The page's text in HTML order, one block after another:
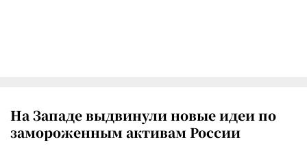
На Западе выдвинули новые идеи по
замороженным активам России